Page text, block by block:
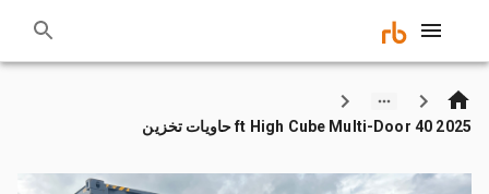
2025 40 ft High Cube Multi-Door حاويات تخزين